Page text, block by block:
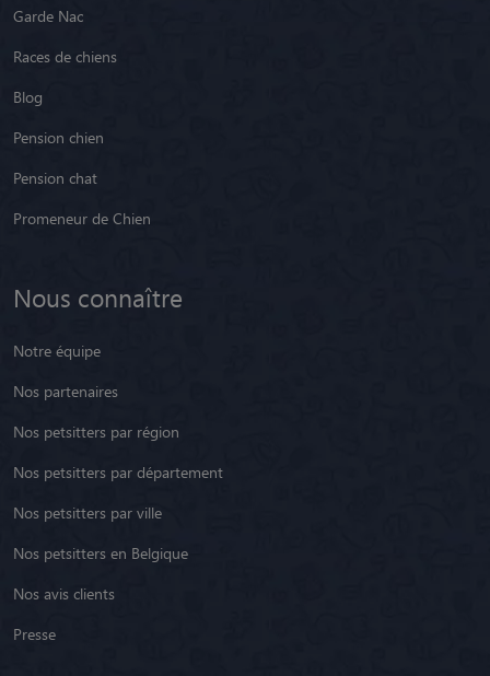
Garde Nac
Races de chiens
Blog
Pension chien
Pension chat
Promeneur de Chien
Nous connaître
Notre équipe
Nos partenaires
Nos petsitters par région
Nos petsitters par département
Nos petsitters par ville
Nos petsitters en Belgique
Nos avis clients
Presse